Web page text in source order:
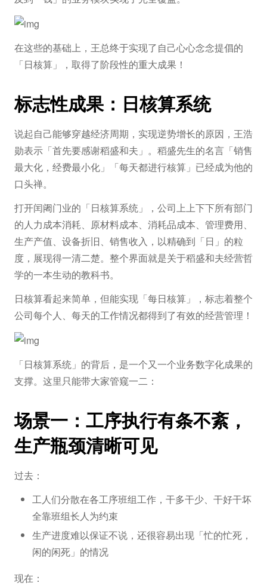
在这些的基础上，王总终于实现了自己心心念念提倡的
「日核算」，取得了阶段性的重大成果！
标志性成果：日核算系统
说起自己能够穿越经济周期，实现逆势增长的原因，王浩
勋表示「首先要感谢稻盛和夫」。稻盛先生的名言「销售
最大化，经费最小化」「每天都进行核算」已经成为他的
口头禅。
打开闰阇门业的「日核算系统」，公司上上下下所有部门
的人力成本消耗、原材料成本、消耗品成本、管理费用、
生产产值、设备折旧、销售收入，以精确到「日」的粒
度，展现得一清二楚。整个界面就是关于稻盛和夫经营哲
学的一本生动的教科书。
日核算看起来简单，但能实现「每日核算」，标志着整个
公司每个人、每天的工作情况都得到了有效的经营管理！
「日核算系统」的背后，是一个又一个业务数字化成果的
支撑。这里只能带大家管窥一二：
场景一：工序执行有条不紊，
生产瓶颈清晰可见
过去：
工人们分散在各工序班组工作，干多干少、干好干坏
全靠班组长人为约束
生产进度难以保证不说，还很容易出现「忙的忙死，
闲的闲死」的情况
现在：